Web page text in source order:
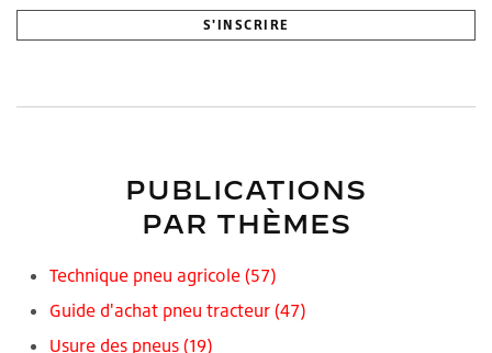
PUBLICATIONS
PAR THÈMES
Technique pneu agricole (57)
Guide d'achat pneu tracteur (47)
Usure des pneus (19)